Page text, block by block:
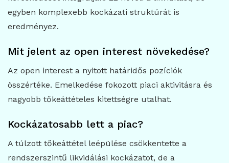
egyben komplexebb kockázati struktúrát is
eredményez.
Mit jelent az open interest növekedése?
Az open interest a nyitott határidős pozíciók
összértéke. Emelkedése fokozott piaci aktivitásra és
nagyobb tőkeáttételes kitettségre utalhat.
Kockázatosabb lett a piac?
A túlzott tőkeáttétel leépülése csökkentette a
rendszerszintű likvidálási kockázatot, de a